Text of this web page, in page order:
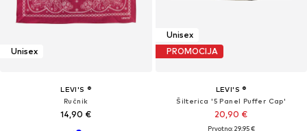
Unisex
LEVI'S ®
Ručnik
14,90 €
Unisex
PROMOCIJA
LEVI'S ®
Šilterica '5 Panel Puffer Cap'
20,90 €
Prvotno: 29,95 €